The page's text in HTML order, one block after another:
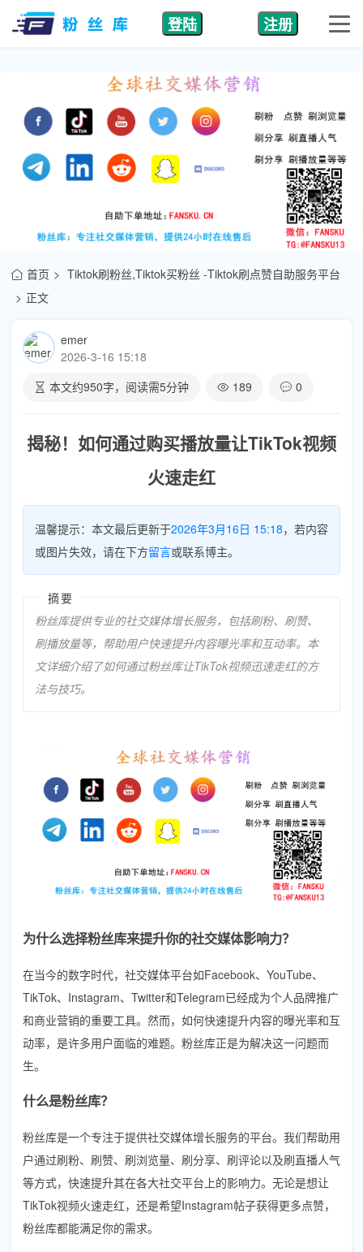
登陆 注册
首页
Tiktok刷粉丝,Tiktok买粉丝 -Tiktok刷点赞自助服务平台
正文
emer
2026-3-16 15:18
本文约950字，阅读需5分钟 189 0
揭秘！如何通过购买播放量让TikTok视频
火速走红
温馨提示：本文最后更新于2026年3月16日 15:18，若内容
或图片失效，请在下方留言或联系博主。
摘要
粉丝库提供专业的社交媒体增长服务，包括刷粉、刷赞、
刷播放量等，帮助用户快速提升内容曝光率和互动率。本
文详细介绍了如何通过粉丝库让TikTok视频迅速走红的方
法与技巧。
为什么选择粉丝库来提升你的社交媒体影响力？
在当今的数字时代，社交媒体平台如Facebook、YouTube、
TikTok、Instagram、Twitter和Telegram已经成为个人品牌推广
和商业营销的重要工具。然而，如何快速提升内容的曝光率和互
动率，是许多用户面临的难题。粉丝库正是为解决这一问题而
生。
什么是粉丝库？
粉丝库是一个专注于提供社交媒体增长服务的平台。我们帮助用
户通过刷粉、刷赞、刷浏览量、刷分享、刷评论以及刷直播人气
等方式，快速提升其在各大社交平台上的影响力。无论是想让
TikTok视频火速走红，还是希望Instagram帖子获得更多点赞，
粉丝库都能满足你的需求。